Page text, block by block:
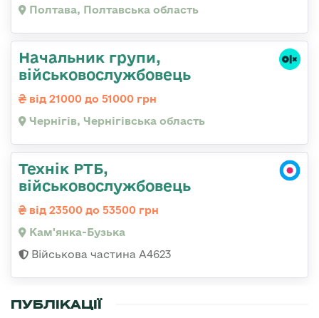
Полтава, Полтавська область
Начальник групи,
військовослужбовець
від 21000 до 51000 грн
Чернігів, Чернігівська область
Технік РТБ,
військовослужбовець
від 23500 до 53500 грн
Кам'янка-Бузька
Військова частина А4623
ПУБЛІКАЦІЇ